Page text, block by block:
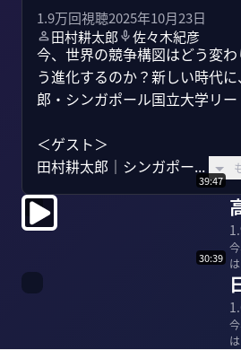
1.9万回視聴2025年10月23日
田村耕太郎
佐々木紀彦
今、世界の競争構図はどう変
う進化するのか？新しい時代
郎・シンガポール国立大学リ
＜ゲスト＞
田村耕太郎｜シンガポー...
39:47
30:39